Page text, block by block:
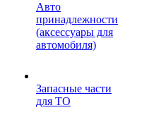
Авто
принадлежности
(аксессуары для
автомобиля)
Запасные части
для ТО